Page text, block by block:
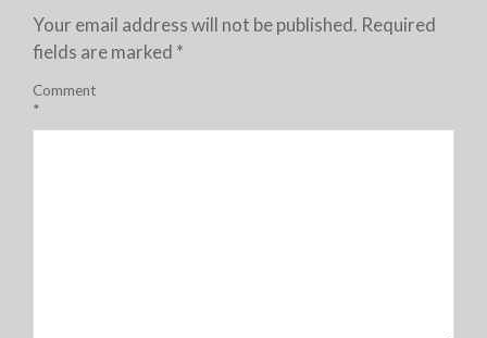
Your email address will not be published. Required
fields are marked *
Comment
*